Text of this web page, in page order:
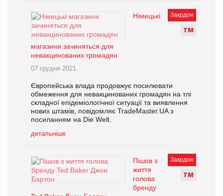
Закрдон
ТМ
Німецькі
магазини зачиняться для
невакцинованих громадян
07 грудня 2021
Європейська влада продовжує посилювати
обмеження для невакцинованих громадян на тлі
складної епідеміологічної ситуації та виявлення
нових штамів, повідомляє TradeMaster.UA з
посиланням на Die Welt.
детальніше
Закрдон
ТМ
Пішов з
життя
голова
бренду